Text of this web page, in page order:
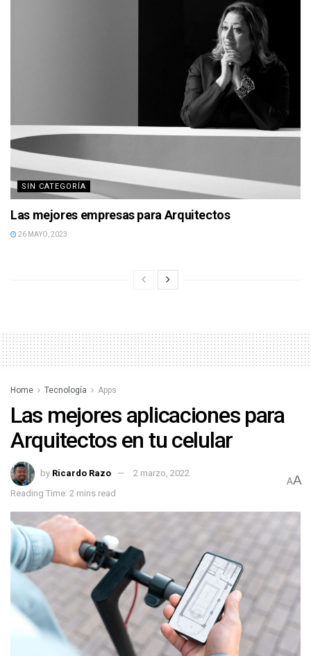
SIN CATEGORÍA
Las mejores empresas para Arquitectos
26 MAYO, 2023
Home Tecnología Apps
Las mejores aplicaciones para
Arquitectos en tu celular
by Ricardo Razo
2 marzo, 2022
Reading Time: 2 mins read
AA